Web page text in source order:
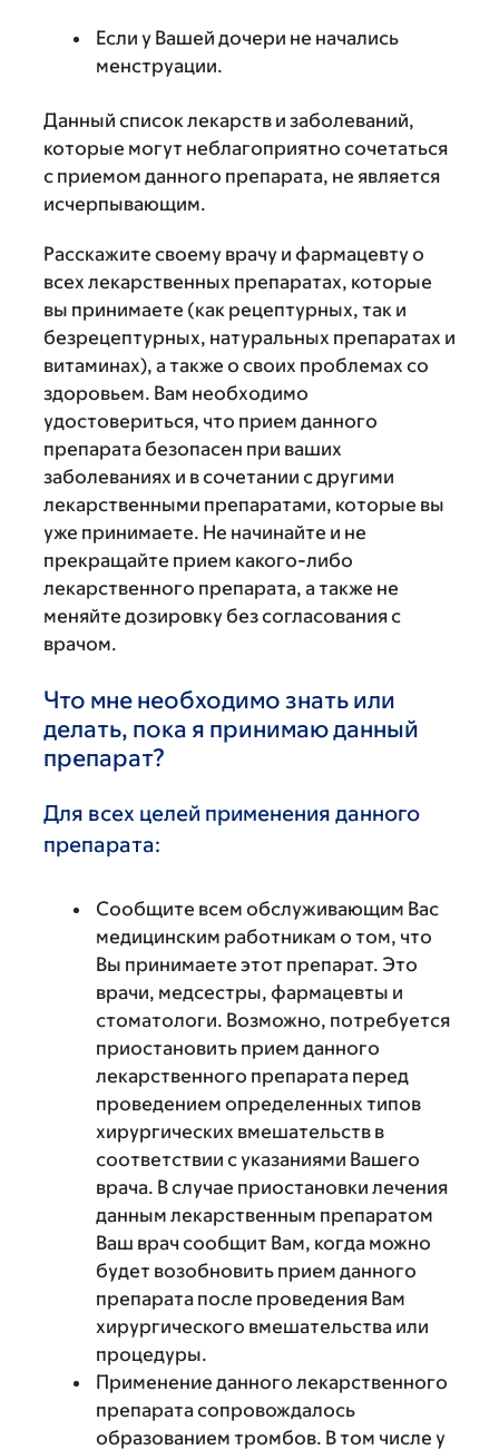
Если у Вашей дочери не начались
менструации.
Данный список лекарств и заболеваний,
которые могут неблагоприятно сочетаться
с приемом данного препарата, не является
исчерпывающим.
Расскажите своему врачу и фармацевту о
всех лекарственных препаратах, которые
вы принимаете (как рецептурных, так и
безрецептурных, натуральных препаратах и
витаминах), а также о своих проблемах со
здоровьем. Вам необходимо
удостовериться, что прием данного
препарата безопасен при ваших
заболеваниях и в сочетании с другими
лекарственными препаратами, которые вы
уже принимаете. Не начинайте и не
прекращайте прием какого-либо
лекарственного препарата, а также не
меняйте дозировку без согласования с
врачом.
Что мне необходимо знать или
делать, пока я принимаю данный
препарат?
Для всех целей применения данного
препарата:
Сообщите всем обслуживающим Вас
медицинским работникам о том, что
Вы принимаете этот препарат. Это
врачи, медсестры, фармацевты и
стоматологи. Возможно, потребуется
приостановить прием данного
лекарственного препарата перед
проведением определенных типов
хирургических вмешательств в
соответствии с указаниями Вашего
врача. В случае приостановки лечения
данным лекарственным препаратом
Ваш врач сообщит Вам, когда можно
будет возобновить прием данного
препарата после проведения Вам
хирургического вмешательства или
процедуры.
Применение данного лекарственного
препарата сопровождалось
образованием тромбов. В том числе у